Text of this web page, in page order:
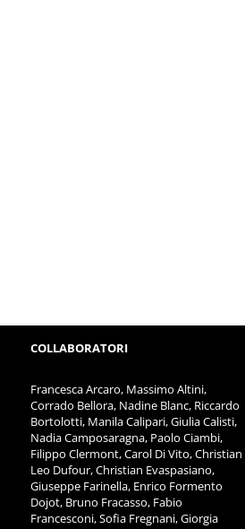
COLLABORATORI
Francesca Arcaro, Massimo Altini,
Corrado Bellora, Nadine Blanc, Riccardo
Bortolotti, Manila Calipari, Giulia Calisti,
Nadia Camposaragna, Paolo Ciambi,
Filippo Clermont, Carol Di Vito, Christian
Leo Dufour, Christian Evaspasiano,
Giuseppe Farinella, Enrico Formento
Dojot, Bruno Fracasso, Fabio
Francesconi, Sofia Fregnani, Giorgia